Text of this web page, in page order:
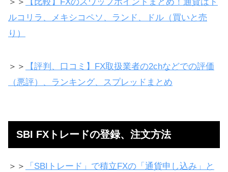
ルコリラ、メキシコペソ、ランド、ドル（買いと売
り）
＞＞
【評判、口コミ】FX取扱業者の2chなどでの評価
（悪評）、ランキング、スプレッドまとめ
SBI FXトレードの登録、注文方法
＞＞
「SBIトレード」で積立FXの「通貨申し込み」と